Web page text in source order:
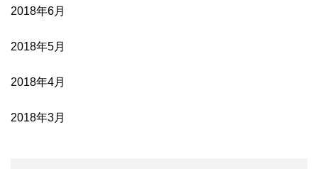
2018年6月
2018年5月
2018年4月
2018年3月